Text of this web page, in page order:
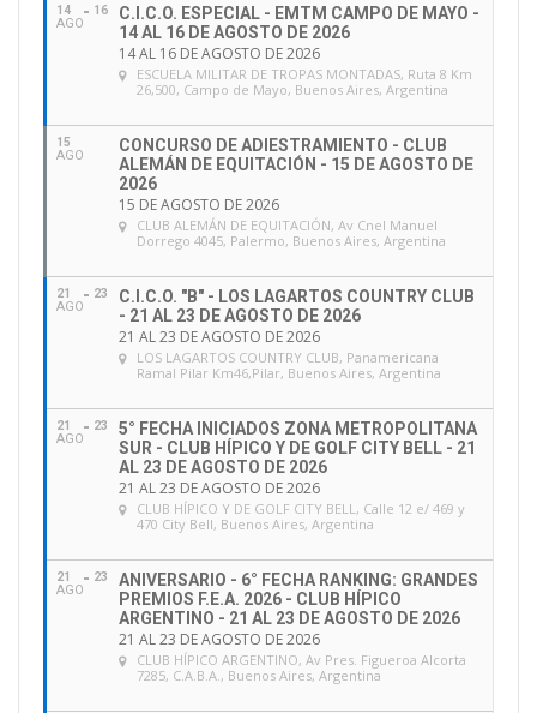
14
AGO
16
C.I.C.O. ESPECIAL - EMTM CAMPO DE MAYO -
14 AL 16 DE AGOSTO DE 2026
14 AL 16 DE AGOSTO DE 2026
ESCUELA MILITAR DE TROPAS MONTADAS, Ruta 8 Km
26,500, Campo de Mayo, Buenos Aires, Argentina
15
AGO
CONCURSO DE ADIESTRAMIENTO - CLUB
ALEMÁN DE EQUITACIÓN - 15 DE AGOSTO DE
2026
15 DE AGOSTO DE 2026
CLUB ALEMÁN DE EQUITACIÓN, Av Cnel Manuel
Dorrego 4045, Palermo, Buenos Aires, Argentina
21
AGO
23
C.I.C.O. "B" - LOS LAGARTOS COUNTRY CLUB
- 21 AL 23 DE AGOSTO DE 2026
21 AL 23 DE AGOSTO DE 2026
LOS LAGARTOS COUNTRY CLUB, Panamericana
Ramal Pilar Km46,Pilar, Buenos Aires, Argentina
21
AGO
23
5° FECHA INICIADOS ZONA METROPOLITANA
SUR - CLUB HÍPICO Y DE GOLF CITY BELL - 21
AL 23 DE AGOSTO DE 2026
21 AL 23 DE AGOSTO DE 2026
CLUB HÍPICO Y DE GOLF CITY BELL, Calle 12 e/ 469 y
470 City Bell, Buenos Aires, Argentina
21
AGO
23
ANIVERSARIO - 6° FECHA RANKING: GRANDES
PREMIOS F.E.A. 2026 - CLUB HÍPICO
ARGENTINO - 21 AL 23 DE AGOSTO DE 2026
21 AL 23 DE AGOSTO DE 2026
CLUB HÍPICO ARGENTINO, Av Pres. Figueroa Alcorta
7285, C.A.B.A., Buenos Aires, Argentina